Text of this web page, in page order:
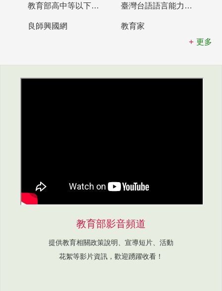
教育部高中等以下學校及幼兒園教師資格檢定考試 臺灣台語語言能力認證網站
良師興國網
教育家
更多
教育部影音頻道
提供教育相關政策說明、宣導短片、活動
花絮等影片資訊，歡迎踴躍收看！